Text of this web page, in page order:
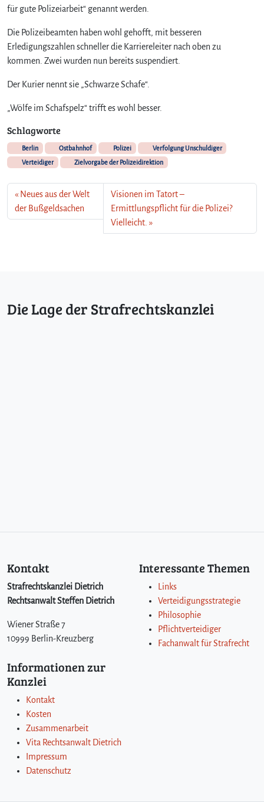
für gute Polizeiarbeit“ genannt werden.
Die Polizeibeamten haben wohl gehofft, mit besseren
Erledigungszahlen schneller die Karriereleiter nach oben zu
kommen. Zwei wurden nun bereits suspendiert.
Der Kurier nennt sie „Schwarze Schafe“.
„Wölfe im Schafspelz“ trifft es wohl besser.
Schlagworte
Berlin Ostbahnhof Polizei
Verfolgung Unschuldiger
Verteidiger
Zielvorgabe der Polizeidirektion
Neues aus der Welt
der Bußgeldsachen
Visionen im Tatort –
Ermittlungspflicht für die Polizei?
Vielleicht.
Die Lage der Strafrechtskanzlei
Kontakt
Strafrechtskanzlei Dietrich
Rechtsanwalt Steffen Dietrich
Wiener Straße 7
10999 Berlin-Kreuzberg
Interessante Themen
Links
Verteidigungsstrategie
Philosophie
Pflichtverteidiger
Fachanwalt für Strafrecht
Informationen zur
Kanzlei
Kontakt
Kosten
Zusammenarbeit
Vita Rechtsanwalt Dietrich
Impressum
Datenschutz